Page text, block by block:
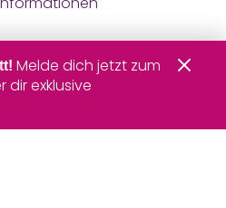
Melde dich jetzt zum
dir exklusive